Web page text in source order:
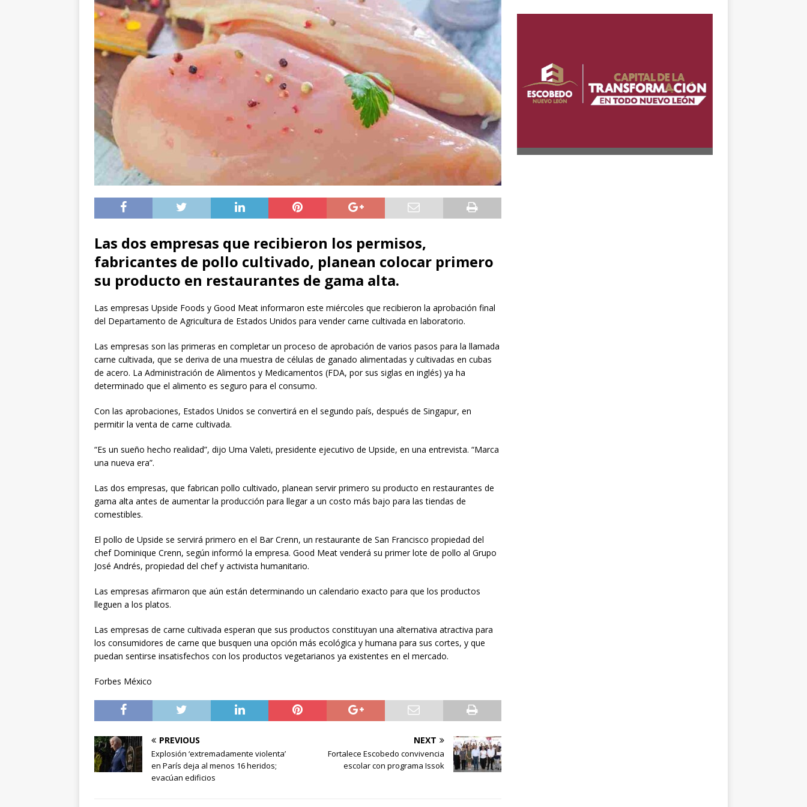
Las dos empresas que recibieron los permisos,
fabricantes de pollo cultivado, planean colocar primero
su producto en restaurantes de gama alta.
Las empresas Upside Foods y Good Meat informaron este miércoles que recibieron la aprobación final
del Departamento de Agricultura de Estados Unidos para vender carne cultivada en laboratorio.
Las empresas son las primeras en completar un proceso de aprobación de varios pasos para la llamada
carne cultivada, que se deriva de una muestra de células de ganado alimentadas y cultivadas en cubas
de acero. La Administración de Alimentos y Medicamentos (FDA, por sus siglas en inglés) ya ha
determinado que el alimento es seguro para el consumo.
Con las aprobaciones, Estados Unidos se convertirá en el segundo país, después de Singapur, en
permitir la venta de carne cultivada.
“Es un sueño hecho realidad”, dijo Uma Valeti, presidente ejecutivo de Upside, en una entrevista. “Marca
una nueva era”.
Las dos empresas, que fabrican pollo cultivado, planean servir primero su producto en restaurantes de
gama alta antes de aumentar la producción para llegar a un costo más bajo para las tiendas de
comestibles.
El pollo de Upside se servirá primero en el Bar Crenn, un restaurante de San Francisco propiedad del
chef Dominique Crenn, según informó la empresa. Good Meat venderá su primer lote de pollo al Grupo
José Andrés, propiedad del chef y activista humanitario.
Las empresas afirmaron que aún están determinando un calendario exacto para que los productos
lleguen a los platos.
Las empresas de carne cultivada esperan que sus productos constituyan una alternativa atractiva para
los consumidores de carne que busquen una opción más ecológica y humana para sus cortes, y que
puedan sentirse insatisfechos con los productos vegetarianos ya existentes en el mercado.
Forbes México
PREVIOUS
Explosión ‘extremadamente violenta’
en París deja al menos 16 heridos;
evacúan edificios
NEXT
Fortalece Escobedo convivencia
escolar con programa Issok